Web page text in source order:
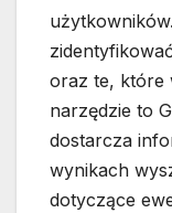
oraz te, które
narzędzie to
dostarcza
wynikach
dotyczące